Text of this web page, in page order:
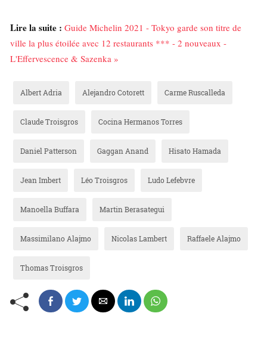
Lire la suite : Guide Michelin 2021 - Tokyo garde son titre de
ville la plus étoilée avec 12 restaurants *** - 2 nouveaux -
L'Effervescence & Sazenka »
Albert Adria Alejandro Cotorett Carme Ruscalleda
Claude Troisgros Cocina Hermanos Torres
Daniel Patterson Gaggan Anand Hisato Hamada
Jean Imbert Léo Troisgros Ludo Lefebvre
Manoella Buffara Martin Berasategui
Massimilano Alajmo Nicolas Lambert Raffaele Alajmo
Thomas Troisgros